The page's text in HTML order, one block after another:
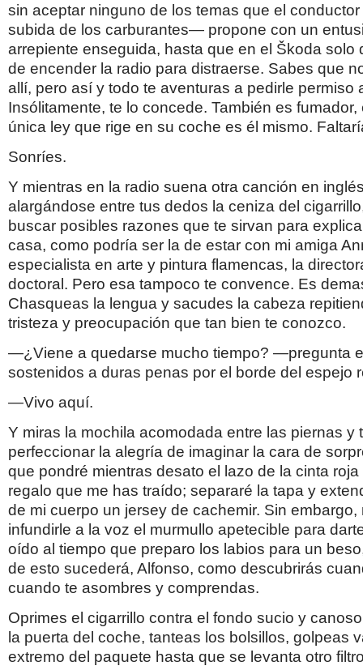
sin aceptar ninguno de los temas que el
subida de los carburantes— propone con un
arrepiente enseguida, hasta que en el Škoda solo
de encender la radio para distraerse. Sabes que
allí, pero así y todo te aventuras a pedirle permiso
Insólitamente, te lo concede. También es fumador,
única ley que rige en su coche es él mismo.
Sonríes.
Y mientras en la radio suena otra canción en
alargándose entre tus dedos la ceniza del
buscar posibles razones que te sirvan para
casa, como podría ser la de estar con mi amiga
especialista en arte y pintura flamencas, la
doctoral. Pero esa tampoco te convence. Es
Chasqueas la lengua y sacudes la cabeza
tristeza y preocupación que tan bien te conozco.
—¿Viene a quedarse mucho tiempo? —pregunta
sostenidos a duras penas por el borde del espejo
—Vivo aquí.
Y miras la mochila acomodada entre las piernas y
perfeccionar la alegría de imaginar la cara de
que pondré mientras desato el lazo de la cinta
regalo que me has traído; separaré la tapa y
de mi cuerpo un jersey de cachemir. Sin
infundirle a la voz el murmullo apetecible para
oído al tiempo que preparo los labios para un
de esto sucederá, Alfonso, como descubrirás
cuando te asombres y comprendas.
Oprimes el cigarrillo contra el fondo sucio y
la puerta del coche, tanteas los bolsillos, golpeas
extremo del paquete hasta que se levanta otro